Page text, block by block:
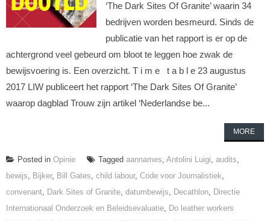
‘The Dark Sites Of Granite’ waarin 34
bedrijven worden besmeurd. Sinds de
publicatie van het rapport is er op de
achtergrond veel gebeurd om bloot te leggen hoe zwak de
bewijsvoering is. Een overzicht. T i m e t a b l e 23 augustus
2017 LIW publiceert het rapport ‘The Dark Sites Of Granite’
waarop dagblad Trouw zijn artikel ‘Nederlandse be...
MORE
Posted in Opinie Tagged aannames, Antolini Luigi, audits,
bewijs, Bijker, Bill Gates, child labour, Code voor Journalistiek,
convenant, Dark Sites of Granite, datumbewijs, Decathlon, Directie
Internationaal Onderzoek en Beleidsevaluatie, Do leather workers